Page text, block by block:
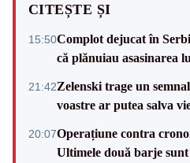
CITEȘTE ȘI
15:50Complot dejucat în
că plănuiau asasinarea
21:42Zelenski trage un
voastre ar putea salva
20:07Operațiune contra
Ultimele două barje